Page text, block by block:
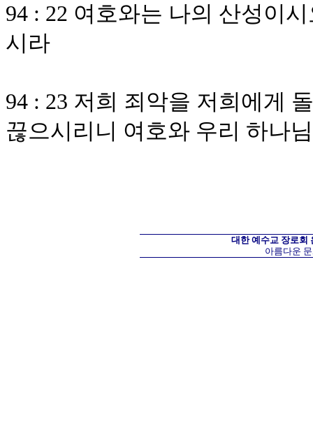
94 : 22 여호와는 나의 산성이
시라
94 : 23 저희 죄악을 저희에게
끊으시리니 여호와 우리 하나
대한 예수교 장로회
아름다운